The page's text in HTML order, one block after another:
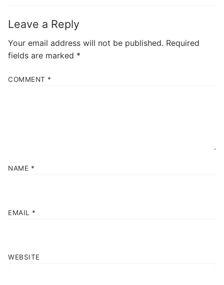
Leave a Reply
Your email address will not be published. Required
fields are marked *
COMMENT *
NAME *
EMAIL *
WEBSITE